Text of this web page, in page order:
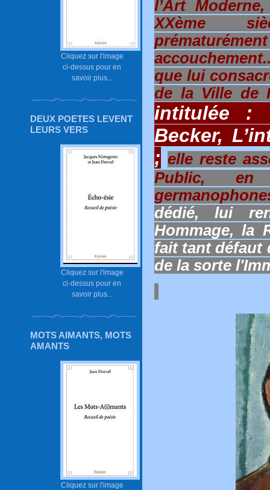
Cliquez sur l'image
ci-dessus pour en
savoir plus...
DEUX POETES LEVENT
LEURS VERS
Cliquez sur l'image
ci-dessus pour en
savoir plus...
MOTS AIMANTS, MOTS
AMANTS
Cliquez sur l'image
l’Art
XXème
que lui
de la Ville de
intitulée :
Becker,
; elle reste
Public,
dédié, lui
Hommage, la
fait tant défaut
de la sorte